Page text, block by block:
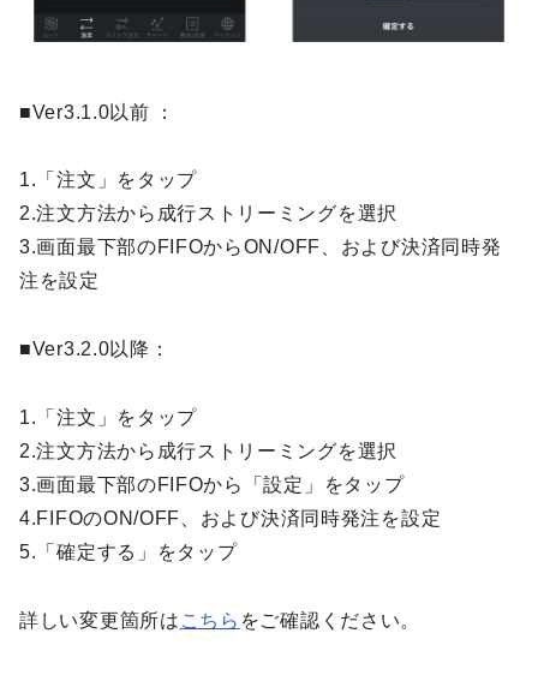
■Ver3.1.0以前 ：
1.「注文」をタップ
2.注文方法から成行ストリーミングを選択
3.画面最下部のFIFOからON/OFF、および決済同時発
注を設定
■Ver3.2.0以降：
1.「注文」をタップ
2.注文方法から成行ストリーミングを選択
3.画面最下部のFIFOから「設定」をタップ
4.FIFOのON/OFF、および決済同時発注を設定
5.「確定する」をタップ
詳しい変更箇所は こちら をご確認ください。